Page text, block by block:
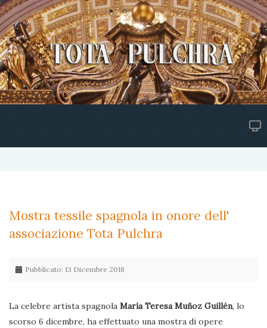
Mostra tessile spagnola in onore dell'
associazione Tota Pulchra
Pubblicato: 13 Dicembre 2018
La celebre artista spagnola María Teresa Muñoz Guillén, lo
scorso 6 dicembre, ha effettuato una mostra di opere